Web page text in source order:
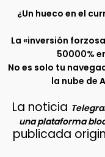
¿Un hueco en el
La «inversión
50000%
No es solo tu
la nube de
La noticia
una plataforma
publicada